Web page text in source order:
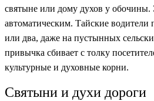
святыне или дому духов у обочины.
автоматическим. Тайские
или два, даже на пустынных
привычка сбивает с толку
культурные и духовные корни.
Святыни и духи дороги